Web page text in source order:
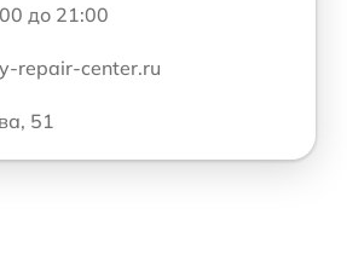
до 21:00
repair-center.ru
51